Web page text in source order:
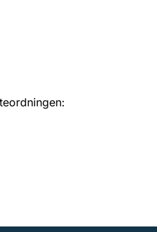
: